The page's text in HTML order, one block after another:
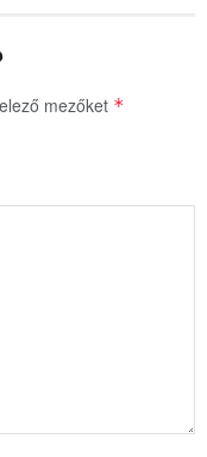
mezőket *